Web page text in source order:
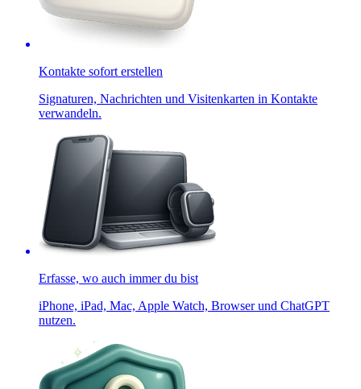
Kontakte sofort erstellen
Signaturen, Nachrichten und Visitenkarten in Kontakte
verwandeln.
Erfasse, wo auch immer du bist
iPhone, iPad, Mac, Apple Watch, Browser und ChatGPT
nutzen.